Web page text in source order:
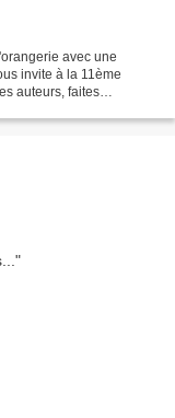
avec une
invite à la 11ème
auteurs, faites